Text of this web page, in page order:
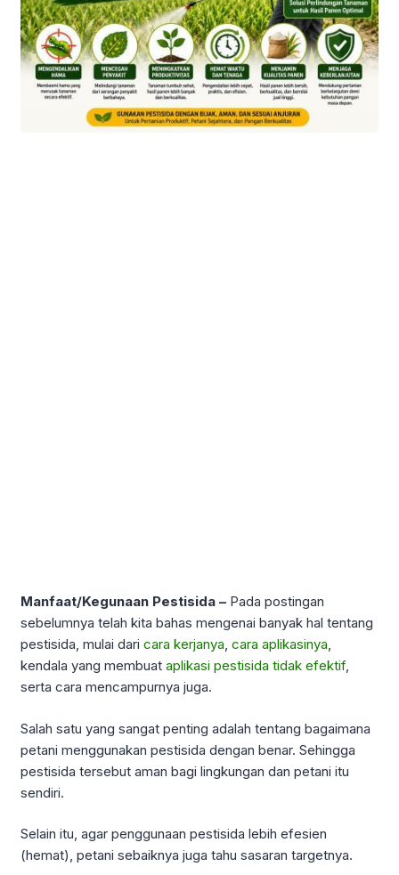
Manfaat/Kegunaan Pestisida – Pada postingan
sebelumnya telah kita bahas mengenai banyak hal tentang
pestisida, mulai dari cara kerjanya, cara aplikasinya,
kendala yang membuat aplikasi pestisida tidak efektif,
serta cara mencampurnya juga.
Salah satu yang sangat penting adalah tentang bagaimana
petani menggunakan pestisida dengan benar. Sehingga
pestisida tersebut aman bagi lingkungan dan petani itu
sendiri.
Selain itu, agar penggunaan pestisida lebih efesien
(hemat), petani sebaiknya juga tahu sasaran targetnya.